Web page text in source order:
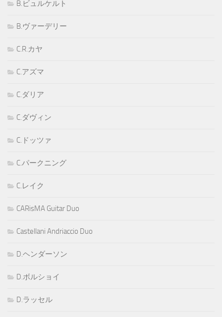
B.ビュルケルト
B.ヴァーデリー
C.R.カヤ
C.アズマ
C.ダリア
C.ダヴィン
C.ドッツァ
C.パークニング
C.レイク
CARisMA Guitar Duo
Castellani Andriaccio Duo
D.ヘンダーソン
D.ボルショイ
D.ラッセル